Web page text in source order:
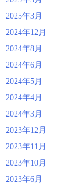
2025年3月
2024年12月
2024年8月
2024年6月
2024年5月
2024年4月
2024年3月
2023年12月
2023年11月
2023年10月
2023年6月